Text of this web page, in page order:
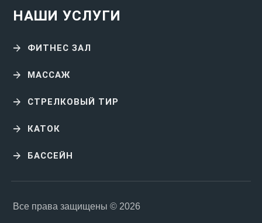
НАШИ УСЛУГИ
ФИТНЕС ЗАЛ
МАССАЖ
СТРЕЛКОВЫЙ ТИР
КАТОК
БАССЕЙН
Все права защищены © 2026